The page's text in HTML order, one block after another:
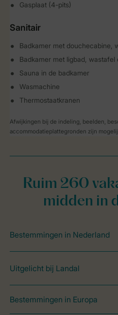
Gasplaat (4-pits)
Sanitair
Badkamer met douchecabine,
Badkamer met ligbad, wastafel
Sauna in de badkamer
Wasmachine
Thermostaatkranen
Afwijkingen bij de indeling, beelden,
accommodatieplattegronden zijn
Ruim 260
midden in
Bestemmingen in Nederland
Uitgelicht bij Landal
Bestemmingen in Europa